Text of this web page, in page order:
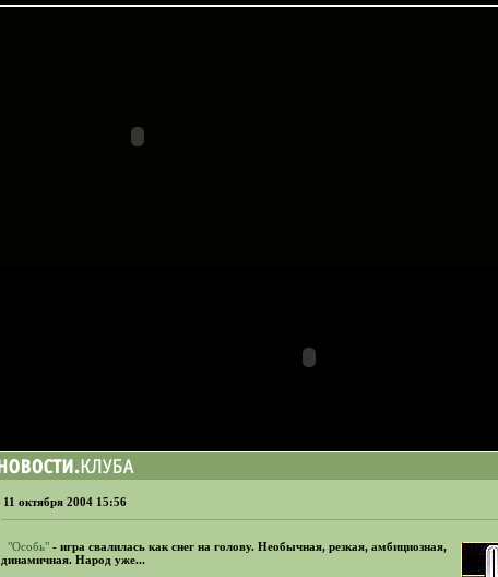
11 октября 2004 15:56
"Особь" - игра свалилась как снег на голову. Необычная, резкая, амбициозная,
динамичная. Народ уже...